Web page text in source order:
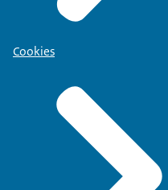
Cookies